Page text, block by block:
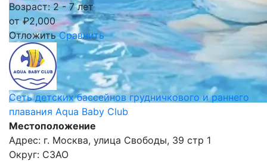
Возраст: 2 - 7 лет
от₽2,000
Отложить Сравнить
Сеть детских бассейнов грудничкового и раннего
плавания Aqua Baby Club
Местоположение
Адрес: г. Москва, улица Свободы, 39 стр 1
Округ: СЗАО